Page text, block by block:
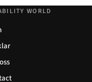
WORLD